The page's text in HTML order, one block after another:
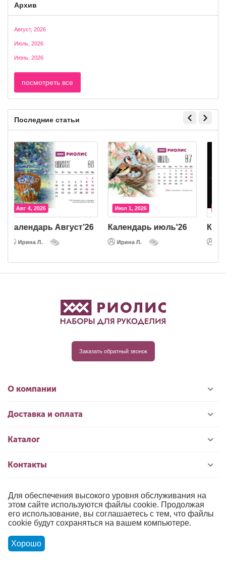
Архив
Август, 2026
Июль, 2026
Июнь, 2026
посмотреть все
Последние статьи
Авг 4, 2026
Календарь Август’26
Ирина Л.
Июл 1, 2026
Календарь июль'26
Ирина Л.
Заказать обратный звонок
О компании
Доставка и оплата
Каталог
Контакты
© 1996-2026 «РИОЛИС»
Публичная оферта
Политика обработки персональных данных
Для обеспечения высокого уровня обслуживания на
этом сайте используются файлы cookie. Продолжая
его использование, вы соглашаетесь с тем, что файлы
cookie будут сохраняться на вашем компьютере.
Хорошо